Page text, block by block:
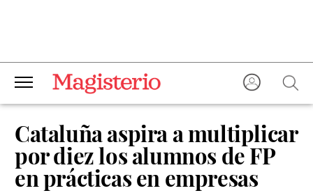
Cataluña aspira a multiplicar
por diez los alumnos de FP
en prácticas en empresas